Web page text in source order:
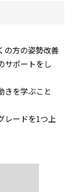
の方の姿勢改善
サポートをし
きを学ぶこと
レードを1つ上